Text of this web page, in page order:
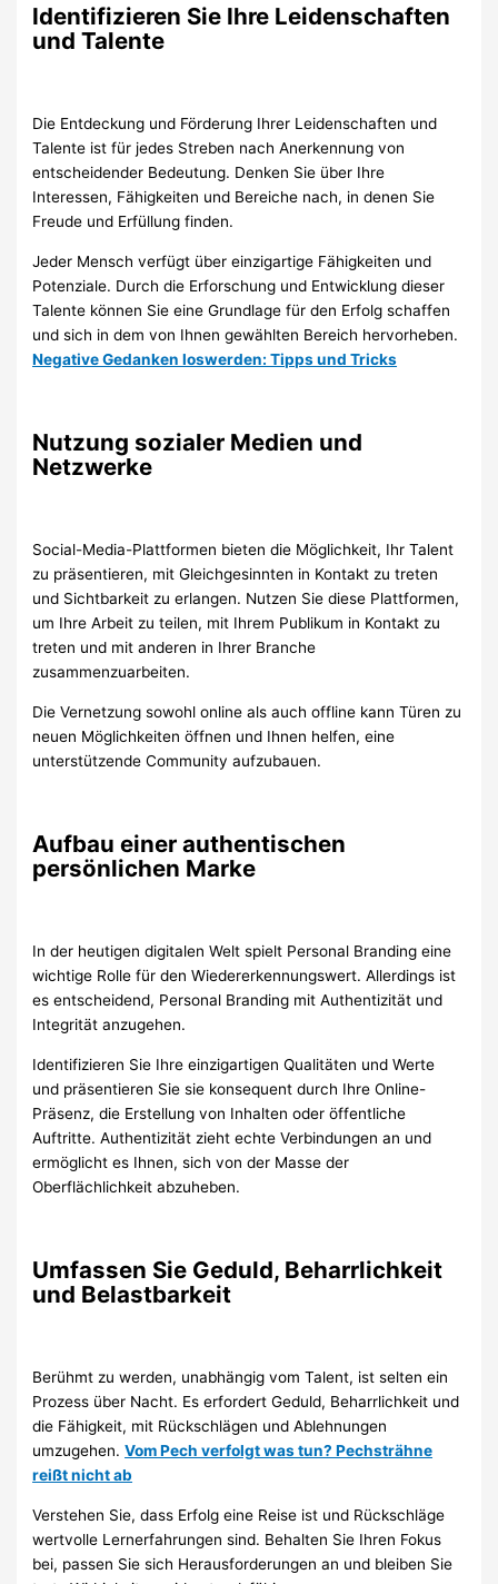
Identifizieren Sie Ihre Leidenschaften
und Talente
Die Entdeckung und Förderung Ihrer Leidenschaften und
Talente ist für jedes Streben nach Anerkennung von
entscheidender Bedeutung. Denken Sie über Ihre
Interessen, Fähigkeiten und Bereiche nach, in denen Sie
Freude und Erfüllung finden.
Jeder Mensch verfügt über einzigartige Fähigkeiten und
Potenziale. Durch die Erforschung und Entwicklung dieser
Talente können Sie eine Grundlage für den Erfolg schaffen
und sich in dem von Ihnen gewählten Bereich hervorheben.
Negative Gedanken loswerden: Tipps und Tricks
Nutzung sozialer Medien und
Netzwerke
Social-Media-Plattformen bieten die Möglichkeit, Ihr Talent
zu präsentieren, mit Gleichgesinnten in Kontakt zu treten
und Sichtbarkeit zu erlangen. Nutzen Sie diese Plattformen,
um Ihre Arbeit zu teilen, mit Ihrem Publikum in Kontakt zu
treten und mit anderen in Ihrer Branche
zusammenzuarbeiten.
Die Vernetzung sowohl online als auch offline kann Türen zu
neuen Möglichkeiten öffnen und Ihnen helfen, eine
unterstützende Community aufzubauen.
Aufbau einer authentischen
persönlichen Marke
In der heutigen digitalen Welt spielt Personal Branding eine
wichtige Rolle für den Wiedererkennungswert. Allerdings ist
es entscheidend, Personal Branding mit Authentizität und
Integrität anzugehen.
Identifizieren Sie Ihre einzigartigen Qualitäten und Werte
und präsentieren Sie sie konsequent durch Ihre Online-
Präsenz, die Erstellung von Inhalten oder öffentliche
Auftritte. Authentizität zieht echte Verbindungen an und
ermöglicht es Ihnen, sich von der Masse der
Oberflächlichkeit abzuheben.
Umfassen Sie Geduld, Beharrlichkeit
und Belastbarkeit
Berühmt zu werden, unabhängig vom Talent, ist selten ein
Prozess über Nacht. Es erfordert Geduld, Beharrlichkeit und
die Fähigkeit, mit Rückschlägen und Ablehnungen
umzugehen.Vom Pech verfolgt was tun? Pechsträhne
reißt nicht ab
Verstehen Sie, dass Erfolg eine Reise ist und Rückschläge
wertvolle Lernerfahrungen sind. Behalten Sie Ihren Fokus
bei, passen Sie sich Herausforderungen an und bleiben Sie